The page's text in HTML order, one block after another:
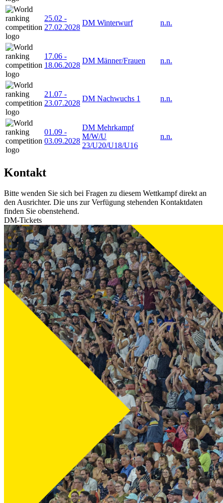
25.02 -
27.02.2028
DM Winterwurf n.n.
17.06 -
18.06.2028
DM Männer/Frauen n.n.
21.07 -
23.07.2028
DM Nachwuchs 1 n.n.
01.09 -
03.09.2028
DM Mehrkampf
M/W/U
23/U20/U18/U16
n.n.
Kontakt
Bitte wenden Sie sich bei Fragen zu diesem Wettkampf direkt an
den Ausrichter. Die uns zur Verfügung stehenden Kontaktdaten
finden Sie obenstehend.
DM-Tickets